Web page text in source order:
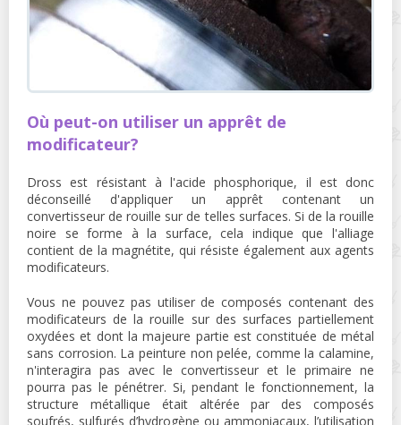
Où peut-on utiliser un apprêt de
modificateur?
Dross est résistant à l'acide phosphorique, il est donc
déconseillé d'appliquer un apprêt contenant un
convertisseur de rouille sur de telles surfaces. Si de la rouille
noire se forme à la surface, cela indique que l'alliage
contient de la magnétite, qui résiste également aux agents
modificateurs.
Vous ne pouvez pas utiliser de composés contenant des
modificateurs de la rouille sur des surfaces partiellement
oxydées et dont la majeure partie est constituée de métal
sans corrosion. La peinture non pelée, comme la calamine,
n'interagira pas avec le convertisseur et le primaire ne
pourra pas le pénétrer. Si, pendant le fonctionnement, la
structure métallique était altérée par des composés
soufrés, sulfurés d’hydrogène ou ammoniacaux, l’utilisation